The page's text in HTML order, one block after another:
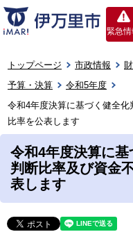
緊急情
トップページ 市政情報
予算・決算
令和5年度
令和4年度決算に基づく健全化
比率を公表します
令和4年度決算に基
判断比率及び資金
表します